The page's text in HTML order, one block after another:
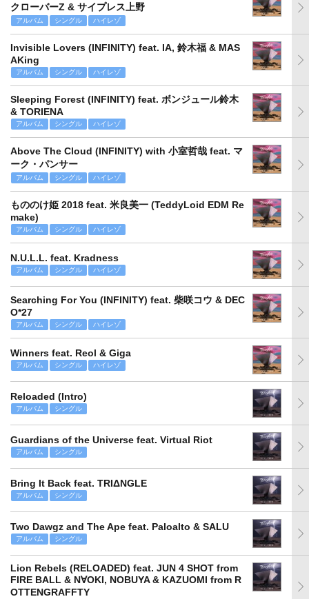
クローバーZ & サイプレス上野
アルバム シングル ハイレゾ
Invisible Lovers (INFINITY) feat. IA, 鈴木福 & MAS
AKing
アルバム シングル ハイレゾ
Sleeping Forest (INFINITY) feat. ボンジュール鈴木
& TORIENA
アルバム シングル ハイレゾ
Above The Cloud (INFINITY) with 小室哲哉 feat. マ
ーク・パンサー
アルバム シングル ハイレゾ
もののけ姫 2018 feat. 米良美一 (TeddyLoid EDM Re
make)
アルバム シングル ハイレゾ
N.U.L.L. feat. Kradness
アルバム シングル ハイレゾ
Searching For You (INFINITY) feat. 柴咲コウ & DEC
O*27
アルバム シングル ハイレゾ
Winners feat. Reol & Giga
アルバム シングル ハイレゾ
Reloaded (Intro)
アルバム シングル
Guardians of the Universe feat. Virtual Riot
アルバム シングル
Bring It Back feat. TRIΔNGLE
アルバム シングル
Two Dawgz and The Ape feat. Paloalto & SALU
アルバム シングル
Lion Rebels (RELOADED) feat. JUN 4 SHOT from
FIRE BALL & N∀OKI, NOBUYA & KAZUOMI from R
OTTENGRAFFTY